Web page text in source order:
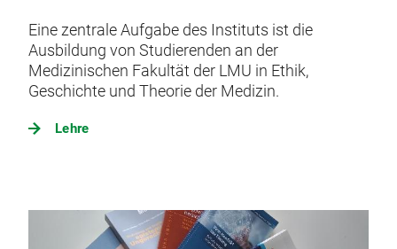
Eine zentrale Aufgabe des Instituts ist die
Ausbildung von Studierenden an der
Medizinischen Fakultät der LMU in Ethik,
Geschichte und Theorie der Medizin.
Lehre